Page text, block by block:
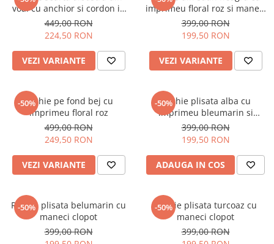
Tricouri si topuri
Rochii de eveniment
voal cu anchior si cordon in
talie
449,00 RON
224,50 RON
VEZI VARIANTE
imprimeu floral roz si maneci
bufante
399,00 RON
199,50 RON
VEZI VARIANTE
-50%
Rochie pe fond bej cu
imprimeu floral roz
499,00 RON
249,50 RON
VEZI VARIANTE
-50%
Rochie plisata alba cu
imprimeu bleumarin si
maneci clopot
399,00 RON
199,50 RON
ADAUGA IN COS
-50%
Rochie plisata belumarin cu
maneci clopot
399,00 RON
-50%
Rochie plisata turcoaz cu
maneci clopot
399,00 RON